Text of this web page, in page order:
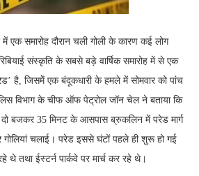
एक समारोह दौरान चली गोली के कारण कई लोग
संस्कृति के सबसे बड़े वार्षिक समारोह में से एक
है, जिसमेें एक बंदूकधारी के हमले में सोमवार को पांच
विभाग के चीफ ऑफ पेट्रोल जॉन चेल ने बताया कि
दो बजकर 35 मिनट के आसपास ब्रुकलिन में परेड मार्ग
चलाई। परेड इससे घंटों पहले ही शुरू हो गई
थे तथा ईस्टर्न पार्कवे पर मार्च कर रहे थे।